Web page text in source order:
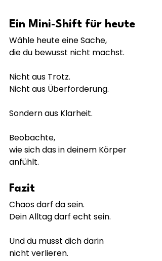
Ein Mini-Shift für heute
Wähle heute eine Sache,
die du bewusst nicht machst.
Nicht aus Trotz.
Nicht aus Überforderung.
Sondern aus Klarheit.
Beobachte,
wie sich das in deinem Körper
anfühlt.
Fazit
Chaos darf da sein.
Dein Alltag darf echt sein.
Und du musst dich darin
nicht verlieren.